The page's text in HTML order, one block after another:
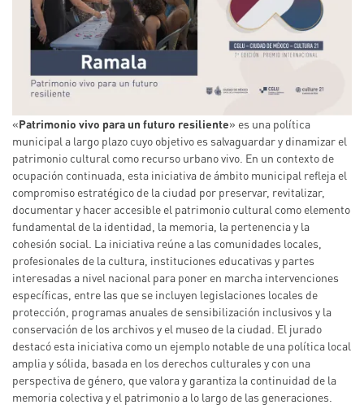
«Patrimonio vivo para un futuro resiliente» es una política
municipal a largo plazo cuyo objetivo es salvaguardar y dinamizar el
patrimonio cultural como recurso urbano vivo. En un contexto de
ocupación continuada, esta iniciativa de ámbito municipal refleja el
compromiso estratégico de la ciudad por preservar, revitalizar,
documentar y hacer accesible el patrimonio cultural como elemento
fundamental de la identidad, la memoria, la pertenencia y la
cohesión social. La iniciativa reúne a las comunidades locales,
profesionales de la cultura, instituciones educativas y partes
interesadas a nivel nacional para poner en marcha intervenciones
específicas, entre las que se incluyen legislaciones locales de
protección, programas anuales de sensibilización inclusivos y la
conservación de los archivos y el museo de la ciudad. El jurado
destacó esta iniciativa como un ejemplo notable de una política local
amplia y sólida, basada en los derechos culturales y con una
perspectiva de género, que valora y garantiza la continuidad de la
memoria colectiva y el patrimonio a lo largo de las generaciones.